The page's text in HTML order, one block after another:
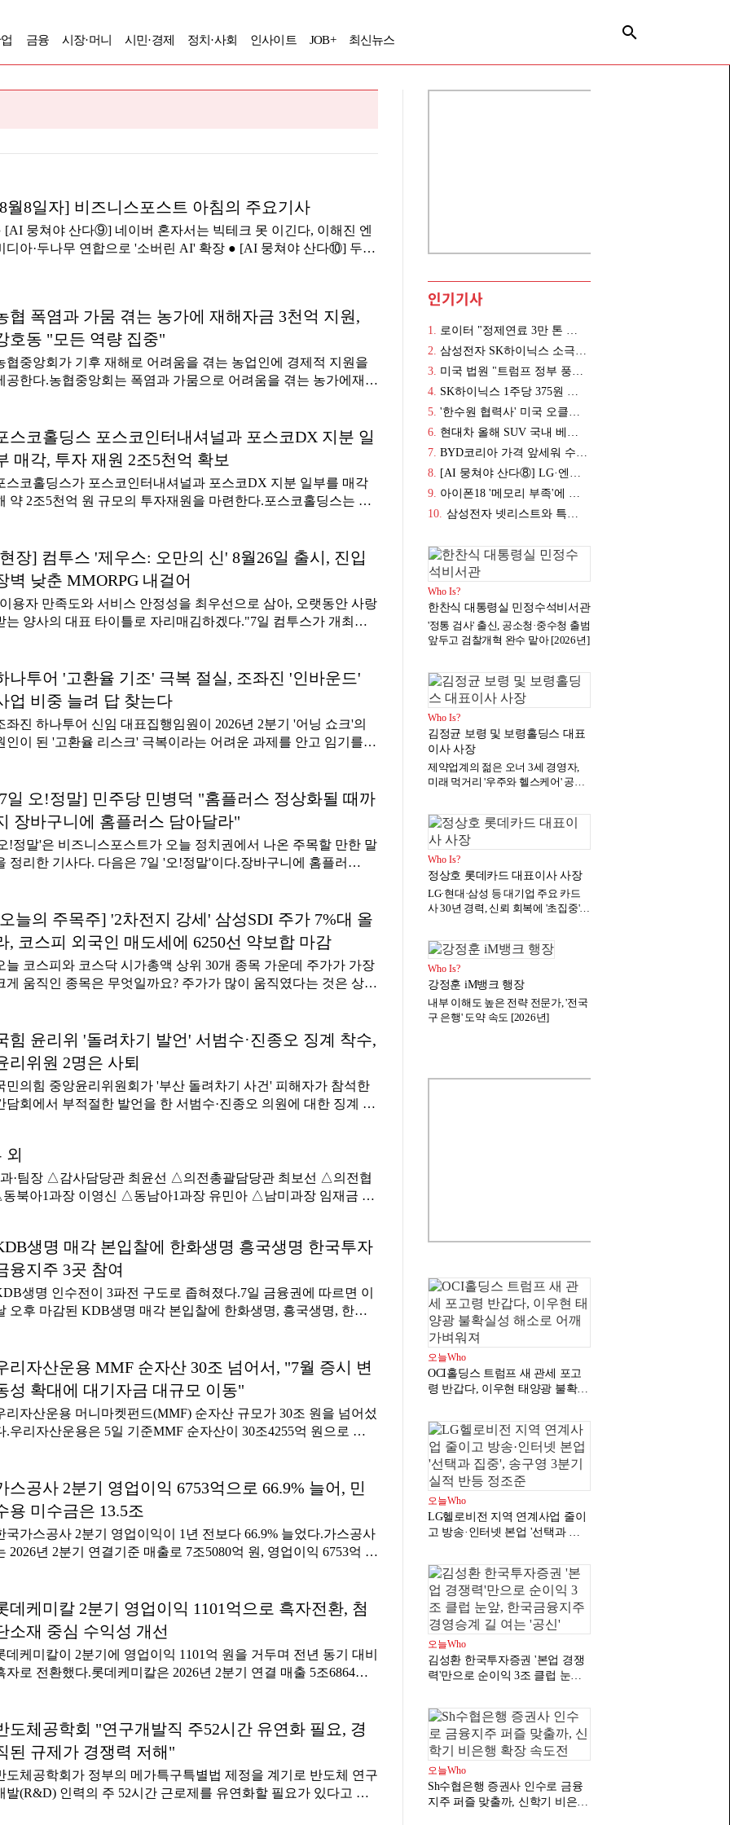
금융 시장·머니 시민·경제 정치·사회 인사이트 JOB+ 최신뉴스
월8일자] 비즈니스포스트 아침의 주요기사
[AI 뭉쳐야 산다⑨] 네이버 혼자서는 빅테크 못 이긴다, 이해진 엔
디아·두나무 연합으로 '소버린 AI' 확장 ● [AI 뭉쳐야 산다⑩] 두산
통합관리 체계 시동, 부처 칸막이 넘을 조정력 시험대 ● 최주희
빙 2분기 첫 흑자에도 안심 못해, 콘텐츠 경쟁력 증명 개인정보 유
수습 '진행형'
협 폭염과 가뭄 겪는 농가에 재해자금 3천억 지원,
호동 "모든 역량 집중"
협중앙회가 기후 재해로 어려움을 겪는 농업인에 경제적 지원을
공한다.농협중앙회는 폭염과 가뭄으로 어려움을 겪는 농가에재해
와 저수지, 무더위쉼터 등을 방문해 농업용수 확보 상황과 농작물
육, 폭염 대응 체계, 농업인 안전관리 현황 등을 점검했다.김해는
적 강수량과 저수율이 낮아 단감과 벼 등을 중심으로 농작물 피해
심화되고 있다.농협은 농가에 양수기와 펌프 등 물 보급 장비 40
와 재해구호물품 100개, 생수 등을 지급했다.폭염과 가뭄 피해 예
원한다.또한 농작물 수급 안정 사업 적립금 17억 원을 활용해 고온
해와 병해충 예방을 위한 약제 할인과 차광도포제를 제공한다.축
농가에는 약 4억 원을 들여 폭염 저감시설과 생산성 향상을 위한
비, 영양 사료 등을 보급한다
스코홀딩스 포스코인터내셔널과 포스코DX 지분 일
매각, 투자 재원 2조5천억 확보
스코홀딩스가 포스코인터내셔널과 포스코DX 지분 일부를 매각
약 2조5천억 원 규모의 투자재원을 마련한다.포스코홀딩스는 이
, 9월7일이다. 처분 단가는 이사회 결의 전날 종가인 주당 5만5400
을 기준으로 산정된다.포스코홀딩스의 포스코인터내셔널 지분율
기존 70.71%에서 50.0%로 낮아지지만 최대주주 지위는 유지된
.포스코홀딩스는 포스코DX 지분도 일부 매각하기로 결정했다.처
규모는 보통주 2338만5917주, 금액은 4817억4989만 원이다. 처분
지지만 최대주주 지위는 유지된다.두 차례의 거래를 통해 포스코
딩스는 모두 2조5002억 원 규모의 투자 재원을 확보한다. 포스코
딩스는 계열사 지분 처분 목적을 '지주회사 디스카운트 해소와 기
가치 제고를 위한 전략적 투자재원 확보'
장] 컴투스 '제우스: 오만의 신' 8월26일 출시, 진입
벽 낮춘 MMORPG 내걸어
용자 만족도와 서비스 안정성을 최우선으로 삼아, 오랫동안 사랑
는 양사의 대표 타이틀로 자리매김하겠다."7일 컴투스가 개최한
이날 행사에서 회사의 출시일을 처음 공개했다. 게임을 오는 8월
일 낮 12시 정식 출시하고, 이에 앞서 8월13일 저녁 8시부터 캐릭
명 선점을 진행한다.'제우스: 오만의 신'은 컴투스가 유통(퍼블리
)을 맡고 신생 게임사 에이버튼이 개발한 그리스 신화 배경의
다.특히 에이버튼 창업자인 김대훤 대표가 선보이는 독립
인물이다.이날 김 대표는 개발 철학으로 '모두를 위한 경쟁형
나투어 '고환율 기조' 극복 절실, 조좌진 '인바운드'
업 비중 늘려 답 찾는다
좌진 하나투어 신임 대표집행임원이 2026년 2분기 '어닝 쇼크'의
인이 된 '고환율 리스크' 극복이라는 어려운 과제를 안고 임기를
조는 해외 관광객의 국내 관광을 뜻하는 '인바운드' 사업에 기회가
것으로 여겨진다.조좌진 대표는 하나투어 수장에 내정되면서 인
운드 사업 육성을 '3대 성장축' 가운데 하나로 내세웠는데 이 전략
하반기 실적을 견인할 무기가 될 수 있을지 주목된다.7일 하나투
안팎의 움직임을 종합하면 하나투어 하반기 실적의 관건은 조좌
며 1997년 외환위기 이후 28년 만에 최고 수준을 나타냈지만 최근
어 1400원대 초반까지 내려왔다. 다만 앞으로 추가 하락할 가능성
다는 1400원 이상의 고환율이 새로운 기준이 될 것이라는 관측이
세하다.이런 고환율 기조는 하나투어 실적에 부담으로 작용하고
다.
일 오!정말] 민주당 민병덕 "홈플러스 정상화될 때까
장바구니에 홈플러스 담아달라"
!정말'은 비즈니스포스트가 오늘 정치권에서 나온 주목할 만한 말
정리한 기사다. 다음은 7일 '오!정말'이다.장바구니에 홈플러
러분께 지금부터 진짜 호소와 당부의 말씀을 드리려고 한다. 홈플
스는 작년 3월4일 회생 절차 신청 이후 1년5개월, 그리고 작년 7월
일 전국 67개 점포의 불이 한꺼번에 꺼진 지 25일 만에 오늘부터
시 영업을 재개한다. 법원의 회생 절차 폐지 결정이 났다가 취소되
서 홈플러스는 청산 위기까지 갔다가 기사 회생했다. 이제 국민 여
이다. 오늘 저녁부터
늘의 주목주] '2차전지 강세' 삼성SDI 주가 7%대 올
, 코스피 외국인 매도세에 6250선 약보합 마감
늘 코스피와 코스닥 시가총액 상위 30개 종목 가운데 주가가 가장
게 움직인 종목은 무엇일까요? 주가가 많이 움직였다는 것은 상대
총액 상위 30개 종목 가운데 삼성SDI 주가가 정규거래 종가 기준
장 크게 움직였다.이날 삼성SDI 주식은 전날보다 7.49%(3만2천
) 오른 45만9천 원에 정규거래를 마쳤다.거래량은 68만9001주로
날보다 98
힘 윤리위 '돌려차기 발언' 서범수·진종오 징계 착수,
리위원 2명은 사퇴
민의힘 중앙윤리위원회가 '부산 돌려차기 사건' 피해자가 참석한
담회에서 부적절한 발언을 한 서범수·진종오 의원에 대한 징계 절
리위 부위원장과 위원 등 2명은 윤리위 운영에 문제를 제기하며
퇴 의사를 밝혔다.국민의힘 중앙윤리위원회는 7일 서울 여의도 중
당사에서 회의를 열고 서범수·진종오 의원에 대한 징계 절차를 시
'돌려차기 한번 하지'라고 말했고 진 의원은 자신은 발보다 손을
쓴다는 취지로 답해 논란을 빚었다.간담회에는 '부산 돌려차기 사
전에 나왔다.서 의원과 진 의원은 이후 김씨에게 사과했다. 김씨
두 의원의 사과를 받아들이면서 보완수사권 폐지에 당력을 집중
·팀장 △감사담당관 최윤선 △의전총괄담당관 최보선 △의전협
북아1과장 이영신 △동남아1과장 유민아 △남미과장 임재금 △
과장 박은성 △국제과학기술규범과장 이수진 △외교전략정보
략정보본부 군축비확산과장 이호준 △외교전략정보본부 수출
지원과장 최성은 △감사담당관실 재외공관감사팀장 임성균 △
이규원 △영사안전정책과 재외동포총괄팀장 김상욱 △해외안
팀장 김선하 △해외안전상황실 팀장 김지만 △여권과 기획총괄
△국제국 의회외교정책과장 모주영 △국회사무처 박철 △국회사
위원회 입법조사관 전태희 △국회운영위원회 입법조사관 정진
문화체육관광위원회 입법조사관 박정용 △관리국 시설과장 김
입법조사관 김혜미 △국회민원지원센터장 박지현 △관리국 설
괄과장 윤영준 △국제국 일본주재관 김익두▷
생명 매각 본입찰에 한화생명 흥국생명 한국투자
융지주 3곳 참여
생명 인수전이 3파전 구도로 좁혀졌다.7일 금융권에 따르면 이
오후 마감된 KDB생명 매각 본입찰에 한화생명, 흥국생명, 한국
다.KDB생명 최대주주인 산업은행은 인수 요건 사전심사와 자금
원 요청액 평가, 계약 이행 능력 평가 등을 진행한 뒤 9월 우선협상
상자를 선정한다.그 뒤 올해 안에 거래를 마무리하는 것을 목표로
고 있다.산업은행은 2010년 KDB생명(당시 금호생명)을 인수한
2024년까지 6차례에 걸쳐 매각 시도했지만 모두 실패했다.업계에
.KDB생명은 지난해 3분기까지 완전자본잠식에 빠져 있다가 2025
12월 산업은행이 유상증자를 5천억 원 규모로 실시하며 자본잠식
서 벗어났다.2025년 말 기준 지급여력비율(K-ICS)은 205.7%(경과
치 후)로 금융당국 가이드라인 130%를 웃돌았다.김지영 기자
리자산운용 MMF 순자산 30조 넘어서, "7월 증시 변
성 확대에 대기자금 대규모 이동"
리자산운용 머니마켓펀드(MMF) 순자산 규모가 30조 원을 넘어섰
.우리자산운용은 5일 기준MMF 순자산이 30조4255억 원으로 집
로 그 뒤를 이었다.MMF는 만기 1년 미만의 단기 금융상품에 투자
수익을 돌려주는 초단기 펀드 상품이다. 하루만 맡겨도 이자가 발
하고 언제든지 환매할 수 있어 유동성이 높다.주로 국공채, 기업어
(CP), 양도성예금증서(CD) 등 위험도가 낮은 우량 채권 및 단기 금
자산에 투자한다.우리자산운용은 7월 유입 자금이 크게 확대된 영
금이 MMF로 몰리면서 7월 한 달 동안 전체 자산운용업계 MMF
자산은 27조8720억 원 늘었다.이 가운데 우리자산운용 MMF에 유
된 자금은 7조8827억 원이다. 2026년 상반기 우리자산운용 MMF
평균 유입액(7657억 원)의 10배를 웃돌았다.박찬곤 우리자산운용
팀장
스공사 2분기 영업이익 6753억으로 66.9% 늘어, 민
용 미수금은 13.5조
국가스공사 2분기 영업이익이 1년 전보다 66.9% 늘었다.가스공사
2026년 2분기 연결기준 매출로 7조5080억 원, 영업이익 6753억 원
상반기 대비 유가 하락에 따른 판매단가 하락으로 감소했지만 매
원가 감소 및 모잠비크 등의 종속회사 이익 증가로 영업이익은 증
하는 모습을 보였다가스공사의 부채비율은 345%로 2025년 보다
포인트 떨어졌다.2026년 2분기 기준 민수용 도시가스용 미수금
13조5390억 원으로 1분기보다 1673억 원 늘었다.미수금은 원료비
기자
데케미칼 2분기 영업이익 1101억으로 흑자전환, 첨
소재 중심 수익성 개선
데케미칼이 2분기에 영업이익 1101억 원을 거두며 전년 동기 대비
자로 전환했다.롯데케미칼은 2026년 2분기 연결 매출 5조6864억
화학 부문은 2분기 매출 3조9403억 원, 영업이익 23억 원을 기록했
. 정기보수 영향과 원료가격 변동에 따른 래깅 효과로 직전 분기보
영업이익이 94.9% 감소했다.첨단소재 부문은 주요 제품의 스프
드(판매가격과 제조원가 차이) 확대와 긍정적 환율 효과에 힘입어
기 매출 1조1551억 원, 영업이익 1325억 원을 거뒀다. 1분기보다
도체공학회 "연구개발직 주52시간 유연화 필요, 경
된 규제가 경쟁력 저해"
도체공학회가 정부의 메가특구특별법 제정을 계기로 반도체 연구
발(R&D) 인력의 주 52시간 근로제를 유연화할 필요가 있다고 밝
인기기사
1.
로이터 "정제연료 3만 톤 한국에서 러시아로 이동", 우크라이나의 공격에 수요 늘어
2.
삼성전자 SK하이닉스 소극적 주주환원에 해외 증권가 비판, "반도체 호황 지속성 의문"
3.
미국 법원 "트럼프 정부 풍력 프로젝트 동결 조치는 위법", 해제 명령 내려
4.
SK하이닉스 1주당 375원 현금배당 실시, 추가 주주환원 계획 9월 공개 예정
5.
'한수원 협력사' 미국 오클로 SMR 연구용 원자로 '임계 상태' 도달, 미국 에너지부 "중요한 이정표"
6.
현대차 올해 SUV 국내 베스트셀러 톱10에서 싼타페만 자리매김, 그랜저·아반떼 '세단 쌍끌이'로 내수 방어
7.
BYD코리아 가격 앞세워 수입차 4위 올랐지만, BMW·벤츠보다 높은 공임비에 소비자 불만 폭발
8.
[AI 뭉쳐야 산다⑧] LG·엔비디아 '피지컬 AI' 동맹 강화, 구광모 제조·데이터·기술 결집해 종합 로보틱스 기업으로
9.
아이폰18 '메모리 부족'에 출시 지연되나, 삼성디스플레이 LG디스플레이 LG이노텍 '탈애플' 수익 다각화 속도
10.
삼성전자 넷리스트와 특허분쟁 매듭, 5년 동안 최대 1.3조 라이선스비 지급
Who Is?
한찬식 대통령실 민정수석비서관
'정통 검사' 출신, 공소청·중수청 출범
앞두고 검찰개혁 완수 맡아 [2026년]
Who Is?
김정균 보령 및 보령홀딩스 대표
이사 사장
제약업계의 젊은 오너 3세 경영자,
미래 먹거리 '우주와 헬스케어' 공들
Who Is?
정상호 롯데카드 대표이사 사장
LG·현대·삼성 등 대기업 주요 카드
사 30년 경력, 신뢰 회복에 '초집중'
Who Is?
강정훈 iM뱅크 행장
내부 이해도 높은 전략 전문가, '전국
구 은행' 도약 속도 [2026년]
오늘Who
OCI홀딩스 트럼프 새 관세 포고
령 반갑다, 이우현 태양광 불확실
오늘Who
LG헬로비전 지역 연계사업 줄이
고 방송·인터넷 본업 '선택과 집
준
오늘Who
김성환 한국투자증권 '본업 경쟁
력'만으로 순이익 3조 클럽 눈앞,
'공신'
오늘Who
Sh수협은행 증권사 인수로 금융
지주 퍼즐 맞출까, 신학기 비은행